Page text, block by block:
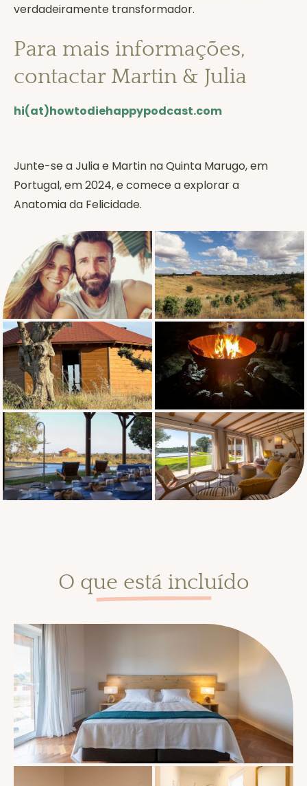
verdadeiramente transformador.
Para mais informações,
contactar Martin & Julia
hi(at)howtodiehappypodcast.com
Junte-se a Julia e Martin na Quinta Marugo, em
Portugal, em 2024, e comece a explorar a
Anatomia da Felicidade.
O que está incluído